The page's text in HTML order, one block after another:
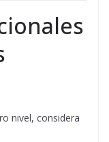
nivel, considera